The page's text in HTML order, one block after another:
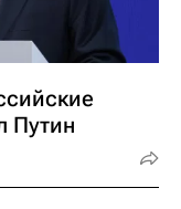
Путин